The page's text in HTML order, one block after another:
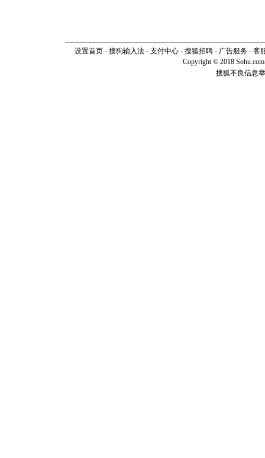
设置首页- 搜狗输入法- 支付中心- 搜狐招聘- 广告服务- 客
Copyright © 2018
搜狐不良信息